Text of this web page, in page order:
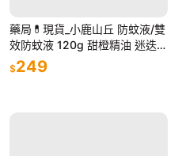
藥局💊現貨_小鹿山丘 防蚊液/雙
效防蚊液 120g 甜橙精油 迷迭香
精油 有機防蚊液 一般蚊 小黑蚊
露營防蚊
$249